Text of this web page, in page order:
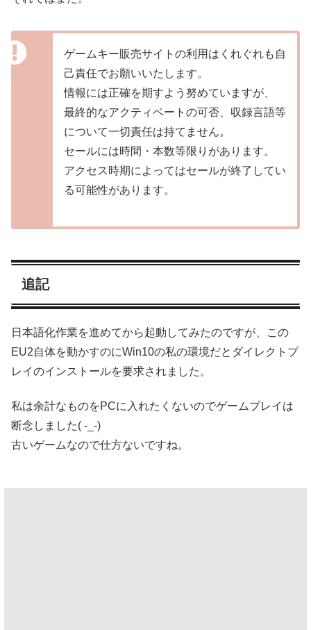
ゲームキー販売サイトの利用はくれぐれも自
己責任でお願いいたします。
情報には正確を期すよう努めていますが、
最終的なアクティベートの可否、収録言語等
について一切責任は持てません。
セールには時間・本数等限りがあります。
アクセス時期によってはセールが終了してい
る可能性があります。
追記
日本語化作業を進めてから起動してみたのですが、この
EU2自体を動かすのにWin10の私の環境だとダイレクトプ
レイのインストールを要求されました。
私は余計なものをPCに入れたくないのでゲームプレイは
断念しました( -_-)
古いゲームなので仕方ないですね。